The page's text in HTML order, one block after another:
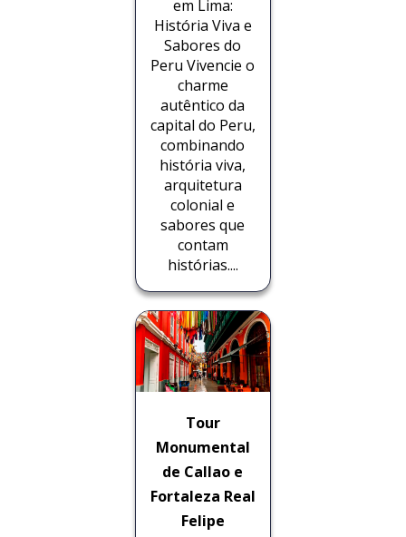
em Lima:
História Viva e
Sabores do
Peru Vivencie o
charme
autêntico da
capital do Peru,
combinando
história viva,
arquitetura
colonial e
sabores que
contam
histórias....
Tour
Monumental
de Callao e
Fortaleza Real
Felipe